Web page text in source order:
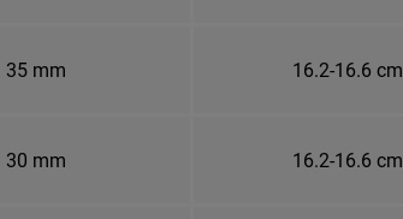
35 mm 16.2-16.6 cm
30 mm 16.2-16.6 cm